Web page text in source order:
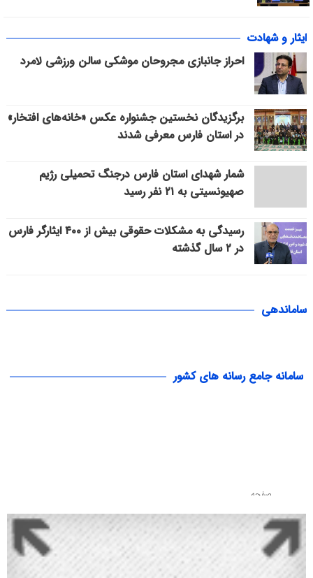
ایثار و شهادت
احراز جانبازی مجروحان موشکی سالن ورزشی لامرد
برگزیدگان نخستین جشنواره عکس «خانه‌های افتخار»
در استان فارس معرفی شدند
شمار شهدای استان فارس درجنگ تحمیلی رژیم
صهیونسیتی به ۲۱ نفر رسید
رسیدگی به مشکلات حقوقی بیش از ۴۰۰ ایثارگر فارس
در ۲ سال گذشته
ساماندهی
سامانه جامع رسانه های کشور